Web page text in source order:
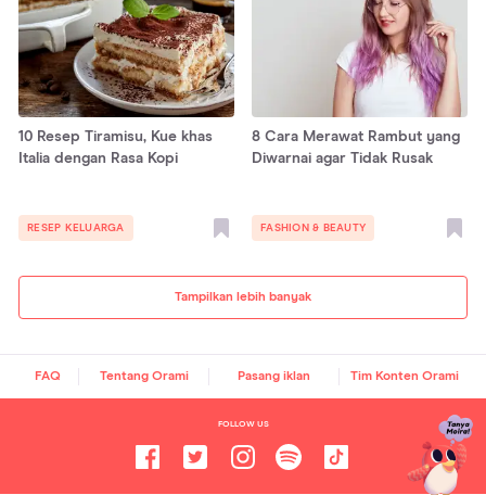
Tampilkan lebih banyak
10 Resep Tiramisu, Kue khas
Italia dengan Rasa Kopi
RESEP KELUARGA
8 Cara Merawat Rambut yang
Diwarnai agar Tidak Rusak
FASHION & BEAUTY
FAQ Tentang Orami Pasang iklan Tim Konten Orami
FOLLOW US